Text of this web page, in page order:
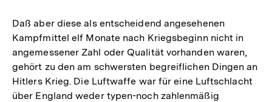
Daß aber diese als entscheidend angesehenen
Kampfmittel elf Monate nach Kriegsbeginn nicht in
angemessener Zahl oder Qualität vorhanden waren,
gehört zu den am schwersten begreiflichen Dingen an
Hitlers Krieg. Die Luftwaffe war für eine Luftschlacht
über England weder typen-noch zahlenmäßig